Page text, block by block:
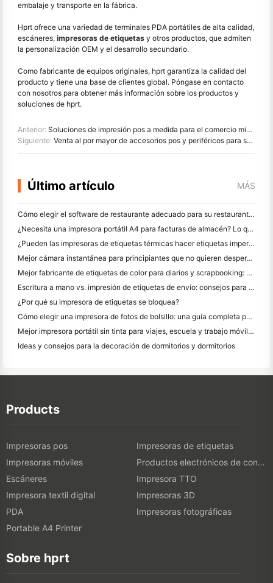
embalaje y transporte en la fábrica.
Hprt ofrece una variedad de terminales PDA portátiles de alta calidad,
escáneres, impresoras de etiquetas y otros productos, que admiten
la personalización OEM y el desarrollo secundario.
Como fabricante de equipos originales, hprt garantiza la calidad del
producto y tiene una base de clientes global. Póngase en contacto
con nosotros para obtener más información sobre los productos y
soluciones de hprt.
Anterior: Soluciones de impresión pos a medida para el comercio minorista, la hostelería y el sector sanitario
Siguiente: Venta al por mayor de accesorios pos y periféricos para su empresa
Último artículo MÁS
Cómo elegir el software de restaurante adecuado para su restaurante pequeño o mediano
¿Necesita una impresora portátil A4 para facturas de almacén? Lo que realmente funciona
¿Pueden las impresoras de etiquetas térmicas hacer etiquetas impermeables para productos de pequeñas empresas?
Mejor cámara instantánea para principiantes que no quieren desperdiciar papel
Mejor fabricante de etiquetas de color para diarios y scrapbooking: Añadir más color a cada página
Escritura a mano vs. impresión de etiquetas de envío: consejos para las pequeñas empresas en 2026
¿Por qué su impresora de etiquetas se bloquea?
Cómo elegir una impresora de fotos de bolsillo: una guía completa para los usuarios de diario, viajes y iPhone
Mejor impresora portátil sin tinta para viajes, escuela y trabajo móvil: Hanin MT620 Pro
Ideas y consejos para la decoración de dormitorios y dormitorios
Products
Impresoras pos
Impresoras de etiquetas
Impresoras móviles
Productos electrónicos de consumo
Escáneres
Impresora TTO
Impresora textil digital
Impresoras 3D
PDA
Impresoras fotográficas
Portable A4 Printer
Sobre hprt